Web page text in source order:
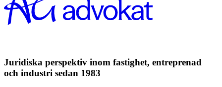
Juridiska perspektiv inom fastighet, entreprenad
och industri sedan 1983